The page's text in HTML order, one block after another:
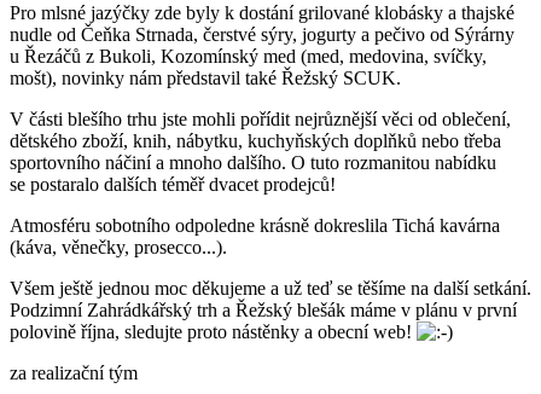
Pro mlsné jazýčky zde byly k dostání grilované klobásky a thajské
nudle od Čeňka Strnada, čerstvé sýry, jogurty a pečivo od Sýrárny
u Řezáčů z Bukoli, Kozomínský med (med, medovina, svíčky,
mošt), novinky nám představil také Řežský SCUK.
V části blešího trhu jste mohli pořídit nejrůznější věci od oblečení,
dětského zboží, knih, nábytku, kuchyňských doplňků nebo třeba
sportovního náčiní a mnoho dalšího. O tuto rozmanitou nabídku
se postaralo dalších téměř dvacet prodejců!
Atmosféru sobotního odpoledne krásně dokreslila Tichá kavárna
(káva, věnečky, prosecco...).
Všem ještě jednou moc děkujeme a už teď se těšíme na další setkání.
Podzimní Zahrádkářský trh a Řežský blešák máme v plánu v první
polovině října, sledujte proto nástěnky a obecní web!
za realizační tým